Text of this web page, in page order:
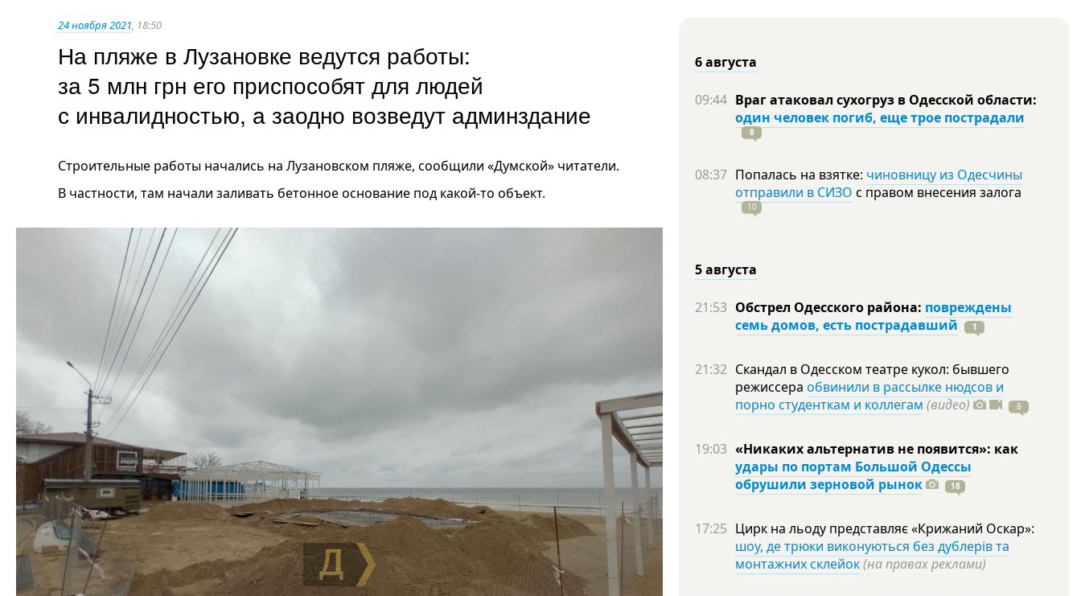
24 ноября 2021, 18:50
На пляже в Лузановке ведутся работы:
за 5 млн грн его приспособят для людей
с инвалидностью, а заодно возведут админздание
Строительные работы начались на Лузановском пляже, сообщили «Думской» читатели.
В частности, там начали заливать бетонное основание под какой-то объект.
6 августа
09:44 Враг атаковал сухогруз в Одесской области:
один человек погиб, еще трое пострадали
8
08:37 Попалась на взятке: чиновницу из Одесчины
отправили в СИЗО с правом внесения залога
10
5 августа
21:53 Обстрел Одесского района: повреждены
семь домов, есть пострадавший
1
21:32 Скандал в Одесском театре кукол: бывшего
режиссера обвинили в рассылке нюдсов и
порно студенткам и коллегам (видео) 8
19:03 «Никаких альтернатив не появится»: как
удары по портам Большой Одессы
обрушили зерновой рынок
18
17:25 Цирк на льоду представляє «Крижаний Оскар»:
шоу, де трюки виконуються без дублерів та
монтажних склейок(на правах реклами)